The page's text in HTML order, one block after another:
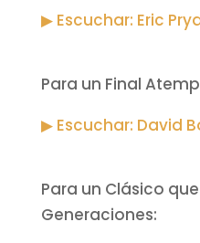
▶ Escuchar: Eric
Para un Final
▶ Escuchar: David
Para un Clásico
Generaciones: